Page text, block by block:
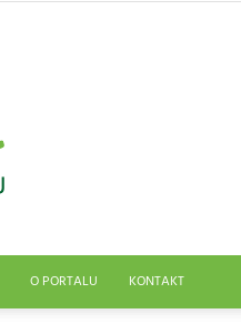
O PORTALU KONTAKT